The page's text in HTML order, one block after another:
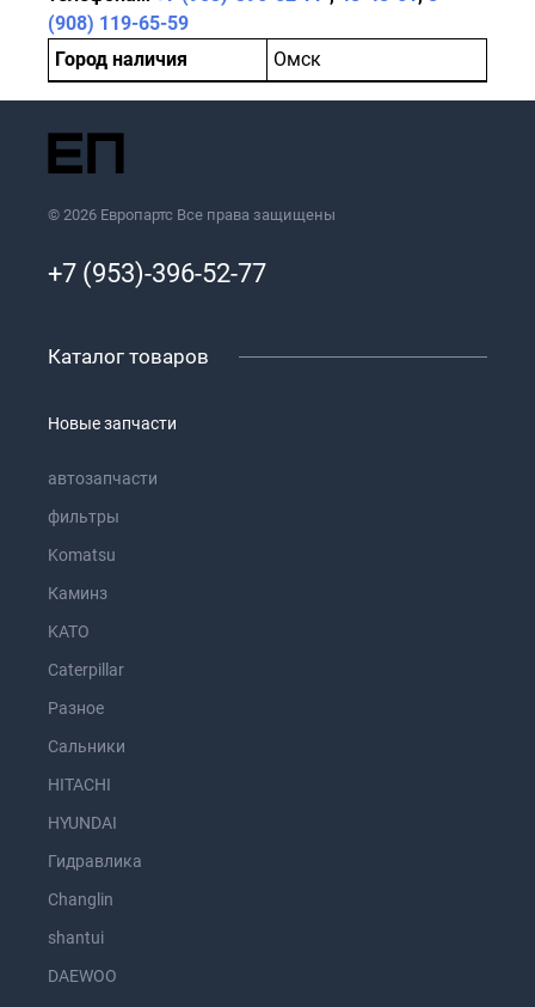
(908) 119-65-59
Город наличия
Омск
© 2026 Европартс Все права защищены
+7 (953)-396-52-77
Каталог товаров
Новые запчасти
автозапчасти
фильтры
Komatsu
Каминз
KATO
Caterpillar
Разное
Сальники
HITACHI
HYUNDAI
Гидравлика
Changlin
shantui
DAEWOO